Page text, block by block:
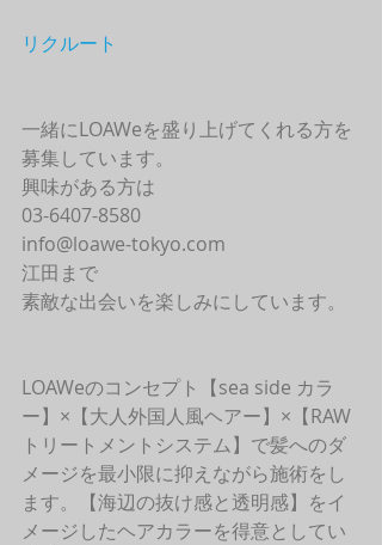
リクルート
一緒にLOAWeを盛り上げてくれる方を
募集しています。
興味がある方は
03-6407-8580
info@loawe-tokyo.com
江田まで
素敵な出会いを楽しみにしています。
LOAWeのコンセプト【sea side カラ
ー】×【大人外国人風ヘアー】×【RAW
トリートメントシステム】で髪へのダ
メージを最小限に抑えながら施術をし
ます。【海辺の抜け感と透明感】をイ
メージしたヘアカラーを得意としてい